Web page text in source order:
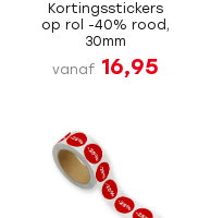
Kortingsstickers
op rol -40% rood,
30mm
vanaf 16,95